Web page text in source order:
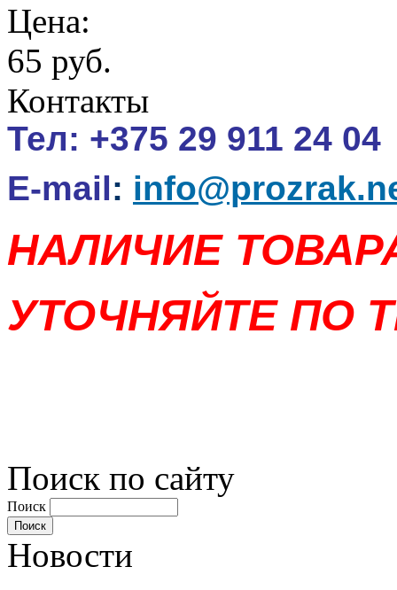
Цена:
65 руб.
Контакты
Тел: +375 29 911 24 04
E-mail:
НАЛИЧИЕ
УТОЧНЯЙТЕ ПО
Поиск по сайту
Поиск
Новости